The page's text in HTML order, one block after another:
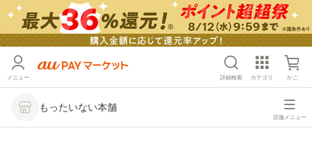
メニュー 詳細検索 カテゴリ かご
もったいない本舗
店舗メニュー